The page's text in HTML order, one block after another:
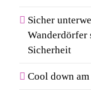
Sicher
Wanderdörfer
Sicherheit
Cool down